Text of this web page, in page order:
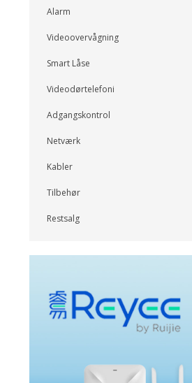
Alarm
Videoovervågning
Smart Låse
Videodørtelefoni
Adgangskontrol
Netværk
Kabler
Tilbehør
Restsalg